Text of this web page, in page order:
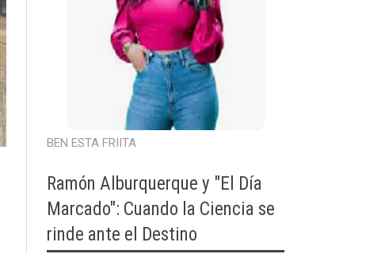
BEN ESTA FRIITA
Ramón Alburquerque y "El Día
Marcado": Cuando la Ciencia se
rinde ante el Destino